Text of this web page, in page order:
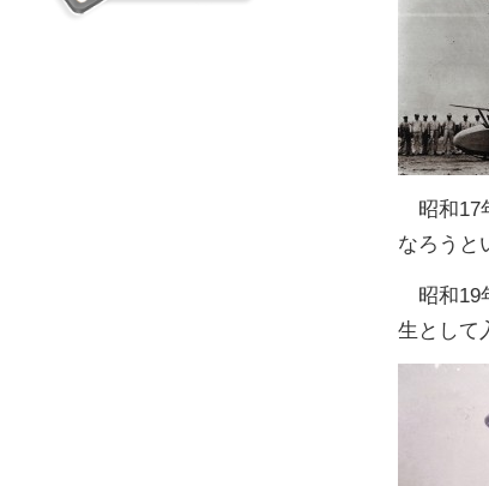
昭和17
なろうと
昭和19
生として